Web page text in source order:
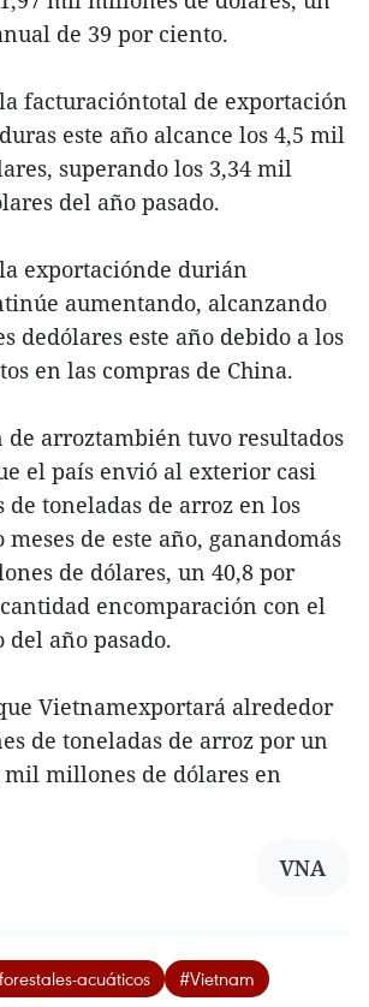
de 39 por ciento.
facturacióntotal de exportación
este año alcance los 4,5 mil
superando los 3,34 mil
del año pasado.
exportaciónde durián
aumentando, alcanzando
dedólares este año debido a los
en las compras de China.
de arroztambién tuvo resultados
el país envió al exterior casi
toneladas de arroz en los
de este año, ganandomás
de dólares, un 40,8 por
encomparación con el
año pasado.
Vietnamexportará alrededor
de toneladas de arroz por un
millones de dólares en
VNA
acuáticos #Vietnam